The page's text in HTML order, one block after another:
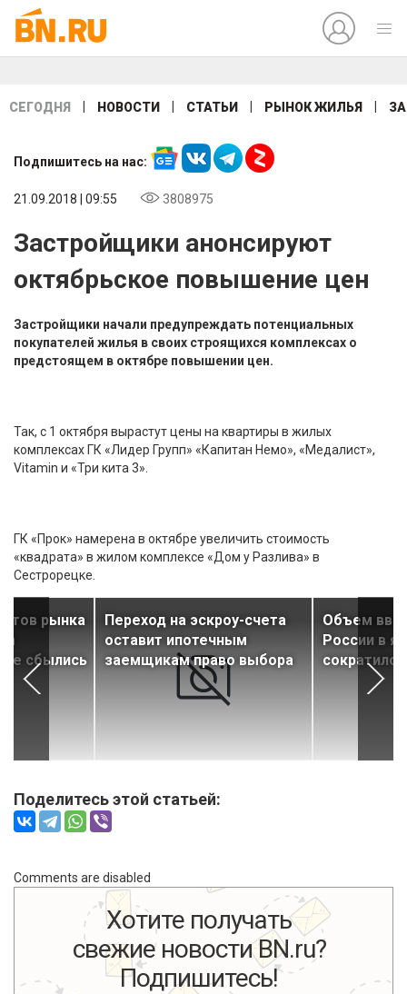
СЕГОДНЯ НОВОСТИ СТАТЬИ РЫНОК ЖИЛЬЯ
Подпишитесь на нас:
21.09.2018 | 09:55 3808975
Застройщики анонсируют
октябрьское повышение цен
Застройщики начали предупреждать потенциальных
покупателей жилья в своих строящихся комплексах о
предстоящем в октябре повышении цен.
Так, с 1 октября вырастут цены на квартиры в жилых
комплексах ГК «Лидер Групп» «Капитан Немо», «Медалист»,
Vitamin и «Три кита 3».
ГК «Прок» намерена в октябре увеличить стоимость
«квадрата» в жилом комплексе «Дом у Разлива» в
Сестрорецке.
рынка
сбылись
Переход на эскроу-счета
оставит ипотечным
заемщикам право выбора
Объем
России в
Поделитесь этой статьей:
Comments are disabled
Хотите получать
свежие новости BN.ru?
Подпишитесь!